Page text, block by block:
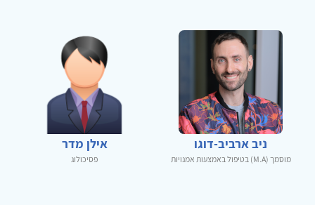
ניב ארביב-דוגו
מוסמך (M.A) בטיפול באמצעות אמנויות
אילן מדר
פסיכולוג